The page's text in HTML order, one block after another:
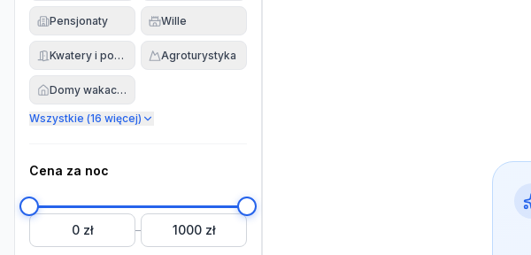
Pensjonaty Wille
Kwatery i pokoje Agroturystyka
Domy wakacyjne
Wszystkie (16 więcej)
Cena za noc
0 zł – 1000 zł